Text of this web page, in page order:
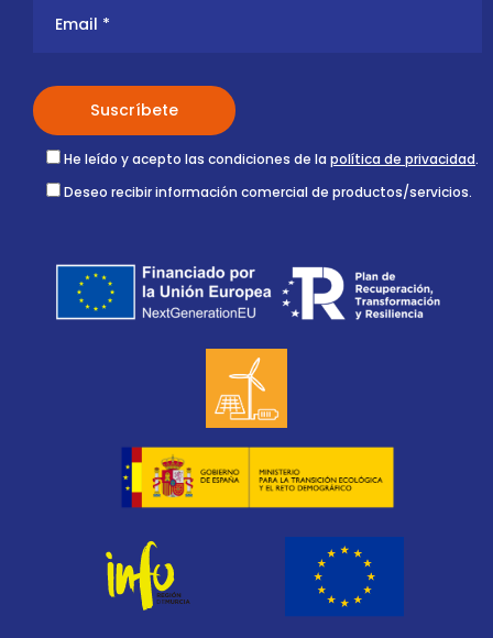
He leído y acepto las condiciones de la política de privacidad.
Deseo recibir información comercial de productos/servicios.